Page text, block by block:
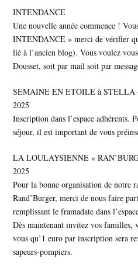
INTENDANCE
Une nouvelle année commence !
INTENDANCE » merci de vérifier
lié à l’ancien blog). Vous voulez
Dousset, soit par mail soit par
SEMAINE EN ETOILE à STELLA
2025
Inscription dans l’espace adhérents.
séjour, il est important de vous
LA LOULAYSIENNE «
2025
Pour la bonne organisation de notre
Rand’Burger, merci de nous faire
remplissant le framadate dans
Dès maintenant invitez vos familles,
vous qu’1 euro par inscription sera
sapeurs-pompiers.